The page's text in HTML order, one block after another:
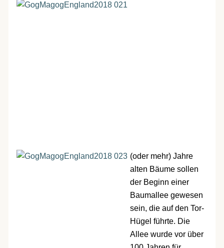
(oder mehr) Jahre
alten Bäume sollen
der Beginn einer
Baumallee gewesen
sein, die auf den Tor-
Hügel führte. Die
Allee wurde vor über